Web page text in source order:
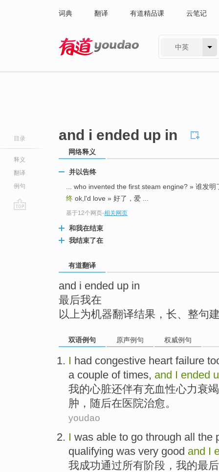
词典 翻译 有道精品课 云笔记
中英
目录
释义
翻译
例句
and i ended up in
网络释义
并以告终
... who invented the first steam engine? » 谁发
终 ok,l'd love » 好了，爱 ...
基于12个网页-相关网页
和我在结束
我结束了在
有道翻译
and i ended up in
最后我在
以上为机器翻译结果，长、整句
双语例句 原声例句 权威例句
I had congestive heart failure
a couple of times, and I ended
我的心脏还伴有充血性心力衰
肿，随后在医院治愈。
youdao
I was able to go through all the
qualifying was very good and I
我成功通过所有阶段 ， 我的最后